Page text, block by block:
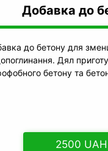
Добавка до
до бетону для
Дял
бетону та
2500 UAH